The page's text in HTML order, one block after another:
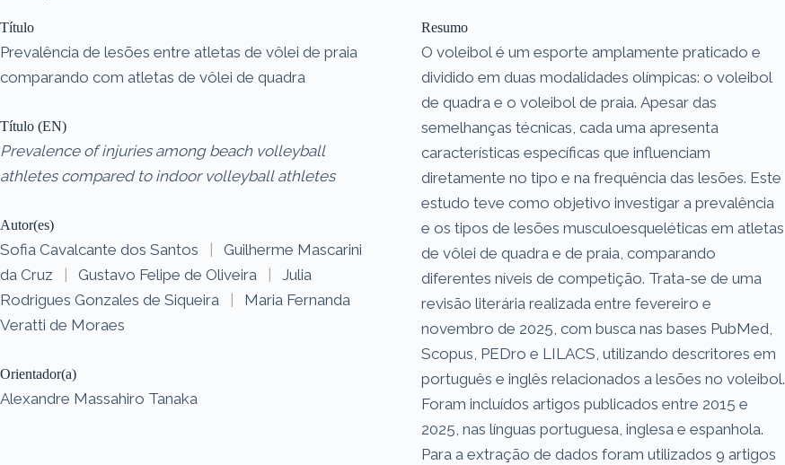
Título
Prevalência de lesões entre atletas de vôlei de praia
comparando com atletas de vôlei de quadra
Título (EN)
Prevalence of injuries among beach volleyball
athletes compared to indoor volleyball athletes
Autor(es)
Sofia Cavalcante dos Santos |
Guilherme Mascarini
da Cruz
| Gustavo Felipe de Oliveira |
Julia
Rodrigues Gonzales de Siqueira
|
Maria Fernanda
Veratti de Moraes
Orientador(a)
Alexandre Massahiro Tanaka
Resumo
O voleibol é um esporte amplamente praticado e
dividido em duas modalidades olímpicas: o voleibol
de quadra e o voleibol de praia. Apesar das
semelhanças técnicas, cada uma apresenta
características específicas que influenciam
diretamente no tipo e na frequência das lesões. Este
estudo teve como objetivo investigar a prevalência
e os tipos de lesões musculoesqueléticas em atletas
de vôlei de quadra e de praia, comparando
diferentes níveis de competição. Trata-se de uma
revisão literária realizada entre fevereiro e
novembro de 2025, com busca nas bases PubMed,
Scopus, PEDro e LILACS, utilizando descritores em
português e inglês relacionados a lesões no voleibol.
Foram incluídos artigos publicados entre 2015 e
2025, nas línguas portuguesa, inglesa e espanhola.
Para a extração de dados foram utilizados 9 artigos